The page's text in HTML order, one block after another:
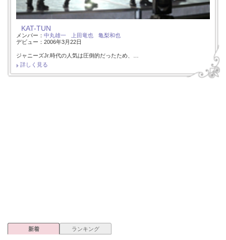
KAT-TUN
メンバー： 中丸雄一 上田竜也
亀梨和也
デビュー：2006年3月22日
ジャニーズJr.時代の人気は圧倒的だったため、…
詳しく見る
新着 ランキング